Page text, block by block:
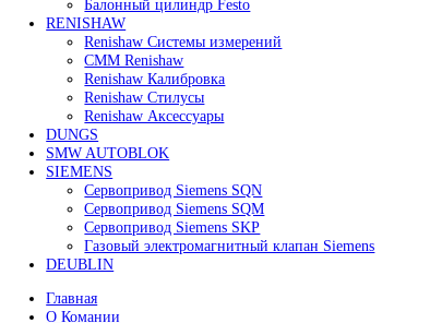
HEIDENHAIN
Линейные энкодеры Heidenhain LS 628C
Линейные энкодеры Heidenhain LS 688C
Линейные энкодеры Heidenhain LC 185
Линейные энкодеры Heidenhain LC 195F
FANUC ROBOT
Робот Fanuc LR Mate
Робот Fanuc для сварки
Коллаборативные-роботы FANUC
Робот Delta Fanuc
Редуктор Fanuc Робот
FESTO
Балонный цилиндр Festo
Renishaw Системы измерений